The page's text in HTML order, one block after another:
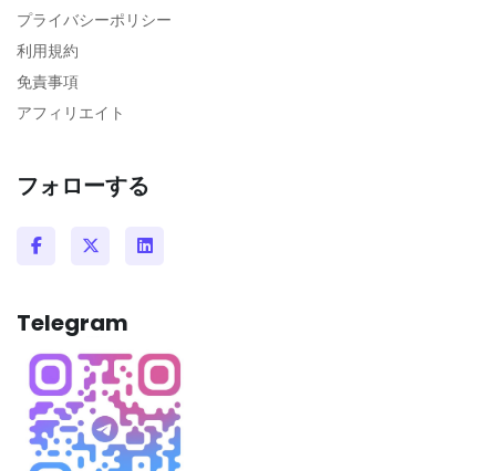
プライバシーポリシー
利用規約
免責事項
アフィリエイト
フォローする
Telegram